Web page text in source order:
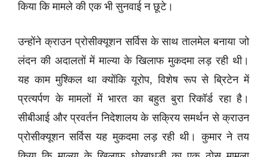
किया कि मामले की एक भी सुनवाई न छूटे।
उन्होंने क्राउन प्रोसीक्यूशन सर्विस के साथ तालमेल बनाया जो
लंदन की अदालतों में माल्या के खिलाफ मुकदमा लड़ रही थी।
यह काम मुश्किल था क्योंकि यूरोप, विशेष रूप से ब्रिटेन में
प्रत्यर्पण के मामलों में भारत का बहुत बुरा रिकॉर्ड रहा है।
सीबीआई और प्रवर्तन निदेशालय के सक्रिय समर्थन से क्राउन
प्रोसीक्यूशन सर्विस यह मुकदमा लड़ रही थी। कुमार ने तय